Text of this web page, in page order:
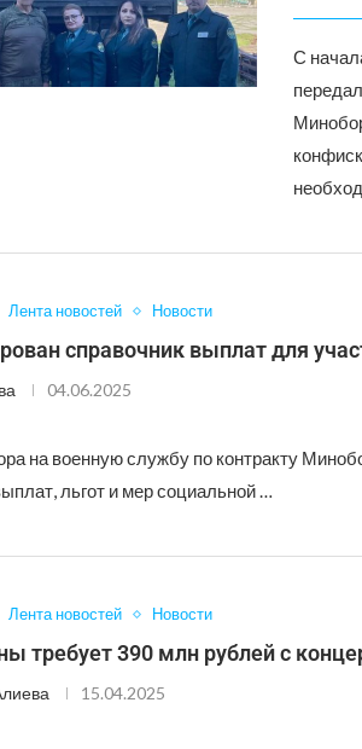
С
Лента новостей Новости
справочник выплат для
04.06.2025
на военную службу по контракту
льгот и мер социальной …
Лента новостей Новости
требует 390 млн рублей с
15.04.2025